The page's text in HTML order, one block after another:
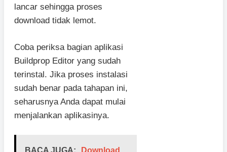
lancar sehingga proses
download tidak lemot.
Coba periksa bagian aplikasi
Buildprop Editor yang sudah
terinstal. Jika proses instalasi
sudah benar pada tahapan ini,
seharusnya Anda dapat mulai
menjalankan aplikasinya.